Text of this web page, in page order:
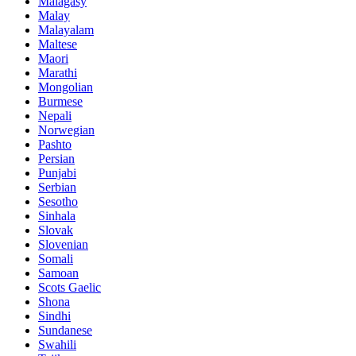
Malay
Malayalam
Maltese
Maori
Marathi
Mongolian
Burmese
Nepali
Norwegian
Pashto
Persian
Punjabi
Serbian
Sesotho
Sinhala
Slovak
Slovenian
Somali
Samoan
Scots Gaelic
Shona
Sindhi
Sundanese
Swahili